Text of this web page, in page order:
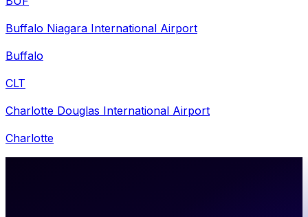
Buffalo Niagara International Airport
Buffalo
CLT
Charlotte Douglas International Airport
Charlotte